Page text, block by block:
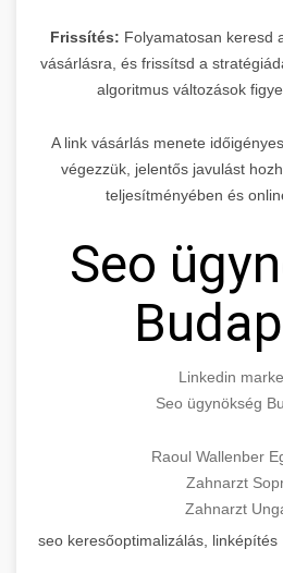
Frissítés: Folyamatosan keresd
vásárlásra, és frissítsd a
algoritmus változások
A link vásárlás menete
végezzük, jelentős javulást
teljesítményében és
Seo
Linkedin
Seo ügynökség
Raoul Wallenber
Zahnarzt
Zahnarzt
seo keresőoptimalizálás, linképítés